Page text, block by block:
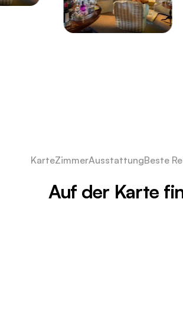
KarteZimmerAusstattungBeste
Auf der Karte